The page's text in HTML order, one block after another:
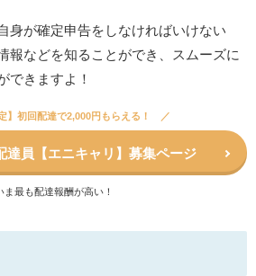
身が確定申告をしなければいけない
報などを知ることができ、スムーズに
できますよ！
】初回配達で2,000円もらえる！
達員【エニキャリ】 募集ページ
ま最も配達報酬が高い！